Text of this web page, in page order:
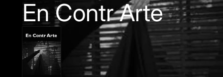
En Contr Arte